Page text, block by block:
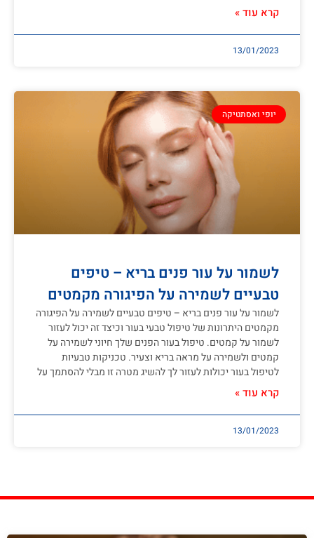
קרא עוד »
13/01/2023
יופי ואסתטיקה
לשמור על עור פנים בריא – טיפים
טבעיים לשמירה על הפיגורה מקמטים
לשמור על עור פנים בריא – טיפים טבעיים לשמירה על הפיגורה
מקמטים היתרונות של טיפול טבעי בעור וכיצד זה יכול לעזור
לשמור על קמטים. טיפול בעור הפנים שלך חיוני לשמירה על
קמטים ולשמירה על מראה בריא וצעיר. טכניקות טבעיות
לטיפול בעור יכולות לעזור לך להשיג מטרה זו מבלי להסתמך על
קרא עוד »
13/01/2023